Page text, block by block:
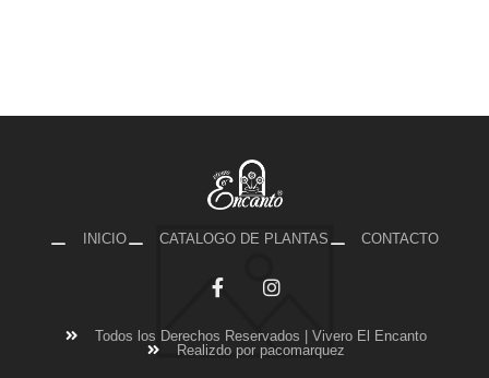
INICIO CATALOGO DE PLANTAS CONTACTO
Todos los Derechos Reservados | Vivero El Encanto
Realizdo por pacomarquez